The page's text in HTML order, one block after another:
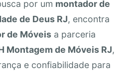
por um montador de
de Deus RJ, encontra
de Móveisa parceria
Montagem de Móveis RJ,
e confiabilidade para